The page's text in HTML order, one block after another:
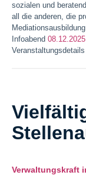
sozialen und
all die anderen, die
Infoabend
Verwaltungskraft